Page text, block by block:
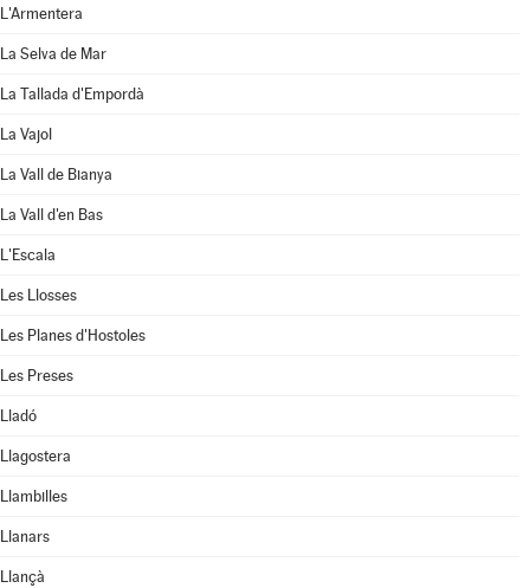
L'Armentera
La Selva de Mar
La Tallada d'Empordà
La Vajol
La Vall de Bianya
La Vall d'en Bas
L'Escala
Les Llosses
Les Planes d'Hostoles
Les Preses
Lladó
Llagostera
Llambilles
Llanars
Llançà